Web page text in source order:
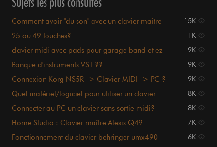
Comment avoir "du son" avec un clavier maitre
15K
25 ou 49 touches? 11K
clavier midi avec pads pour garage band et ez
9K
Banque d'instruments VST ?? 9K
Connexion Korg NS5R -> Clavier MIDI -> PC ? 9K
Quel matériel/logiciel pour utiliser un clavier
8K
Connecter au PC un clavier sans sortie midi? 8K
Home Studio : Clavier maître Alesis Q49 7K
Fonctionnement du clavier behringer umx490 6K